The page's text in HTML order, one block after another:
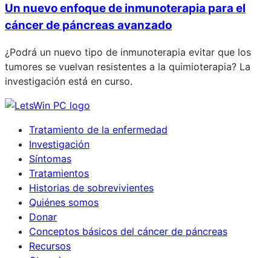
Un nuevo enfoque de inmunoterapia para el
cáncer de páncreas avanzado
¿Podrá un nuevo tipo de inmunoterapia evitar que los
tumores se vuelvan resistentes a la quimioterapia? La
investigación está en curso.
Tratamiento de la enfermedad
Investigación
Síntomas
Tratamientos
Historias de sobrevivientes
Quiénes somos
Donar
Conceptos básicos del cáncer de páncreas
Recursos